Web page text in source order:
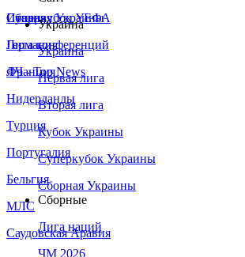
Сборная Украины
Италия
Германия
Франция
Нидерланды
Турция
Португалия
Бельгия
МЛС
Саудовская Аравия
Суперкубок УЕФА
Лига конференций
ЛЧ - Top News
Украина
Украина
Первая лига
Вторая лига
Кубок Украины
Суперкубок Украины
Сборная Украины
Сборные
Лига наций
ЧМ 2026